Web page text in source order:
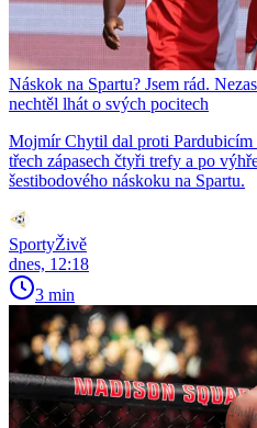
Náskok na Spartu? Jsem rád.
nechtěl lhát o svých pocitech
Mojmír Chytil dal proti Pardubicím
třech zápasech čtyři trefy a po
šestibodového náskoku na Spartu.
SportyŽivě
dnes, 12:18
3 min